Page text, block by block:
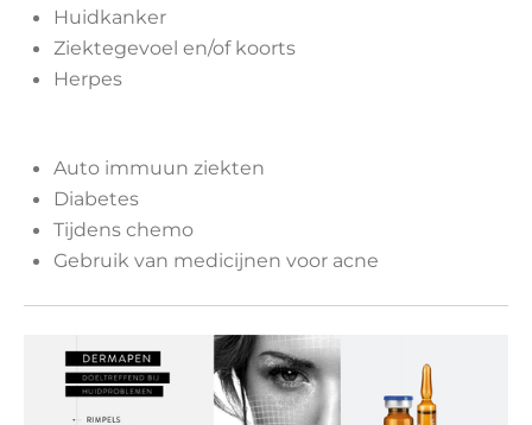
Huidkanker
Ziektegevoel en/of koorts
Herpes
Auto immuun ziekten
Diabetes
Tijdens chemo
Gebruik van medicijnen voor acne